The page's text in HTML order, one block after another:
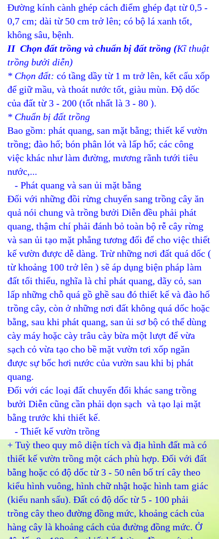
Đường kính cành ghép cách điểm ghép đạt từ 0,5 -
0,7 cm; dài từ 50 cm trở lên; có bộ lá xanh tốt,
không sâu, bệnh.
II Chọn đất trồng và chuẩn bị đất trồng (Kĩ thuật
trồng bưởi diễn)
* Chọn đất: có tầng dầy từ 1 m trở lên, kết cấu xốp
để giữ mầu, và thoát nước tốt, giàu mùn. Độ dốc
của đất từ 3 - 200 (tốt nhất là 3 - 80 ).
* Chuẩn bị đất trồng
Bao gồm: phát quang, san mặt bằng; thiết kế vườn
trồng; đào hố; bón phân lót và lấp hố; các công
việc khác như làm đường, mương rãnh tưới tiêu
nước,...
- Phát quang và san ủi mặt bằng
Đối với những đồi rừng chuyển sang trồng cây ăn
quả nói chung và trồng bưởi Diễn đều phải phát
quang, thậm chí phải đánh bỏ toàn bộ rễ cây rừng
và san ủi tạo mặt phẳng tương đối để cho việc thiết
kế vườn được dễ dàng. Trừ những nơi đất quá dốc (
từ khoảng 100 trở lên ) sẽ áp dụng biện pháp làm
đất tối thiểu, nghĩa là chỉ phát quang, dãy cỏ, san
lấp những chỗ quá gồ ghề sau đó thiết kế và đào hố
trồng cây, còn ở những nơi đất không quá dốc hoặc
bằng, sau khi phát quang, san ủi sơ bộ có thể dùng
cày máy hoặc cày trâu cày bừa một lượt để vừa
sạch cỏ vừa tạo cho bề mặt vườn tơi xốp ngăn
được sự bốc hơi nước của vườn sau khi bị phát
quang.
Đối với các loại đất chuyển đổi khác sang trồng
bưởi Diễn cũng cần phải dọn sạch và tạo lại mặt
bằng trước khi thiết kế.
- Thiết kế vườn trồng
+ Tuỳ theo quy mô diện tích và địa hình đất mà có
thiết kế vườn trồng một cách phù hợp. Đối với đất
bằng hoặc có độ dốc từ 3 - 50 nên bố trí cây theo
kiểu hình vuông, hình chữ nhật hoặc hình tam giác
(kiểu nanh sấu). Đất có độ dốc từ 5 - 100 phải
trồng cây theo đường đồng mức, khoảng cách của
hàng cây là khoảng cách của đường đồng mức. Ở